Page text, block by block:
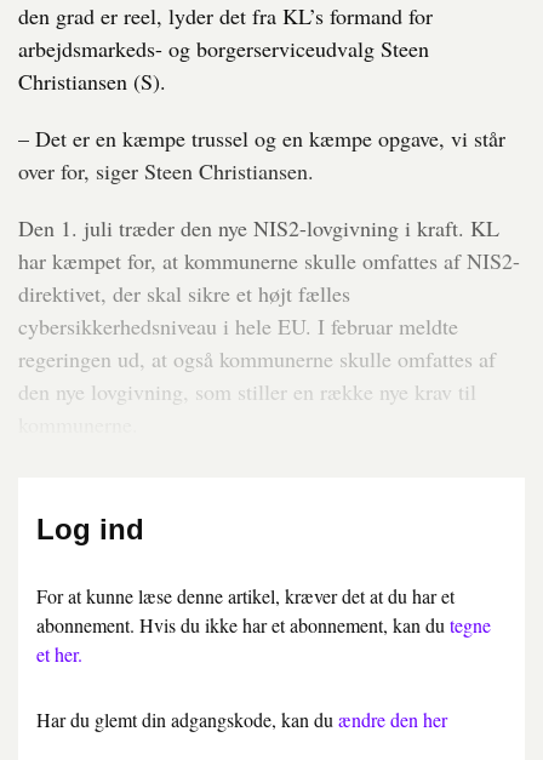
den grad er reel, lyder det fra KL’s formand for
arbejdsmarkeds- og borgerserviceudvalg Steen
Christiansen (S).
– Det er en kæmpe trussel og en kæmpe opgave, vi står
over for, siger Steen Christiansen.
Den 1. juli træder den nye NIS2-lovgivning i kraft. KL
har kæmpet for, at kommunerne skulle omfattes af NIS2-
direktivet, der skal sikre et højt fælles
cybersikkerhedsniveau i hele EU. I februar meldte
regeringen ud, at også kommunerne skulle omfattes af
den nye lovgivning, som stiller en række nye krav til
Log ind
For at kunne læse denne artikel, kræver det at du har et
abonnement. Hvis du ikke har et abonnement, kan du tegne
et her.
Har du glemt din adgangskode, kan du ændre den her